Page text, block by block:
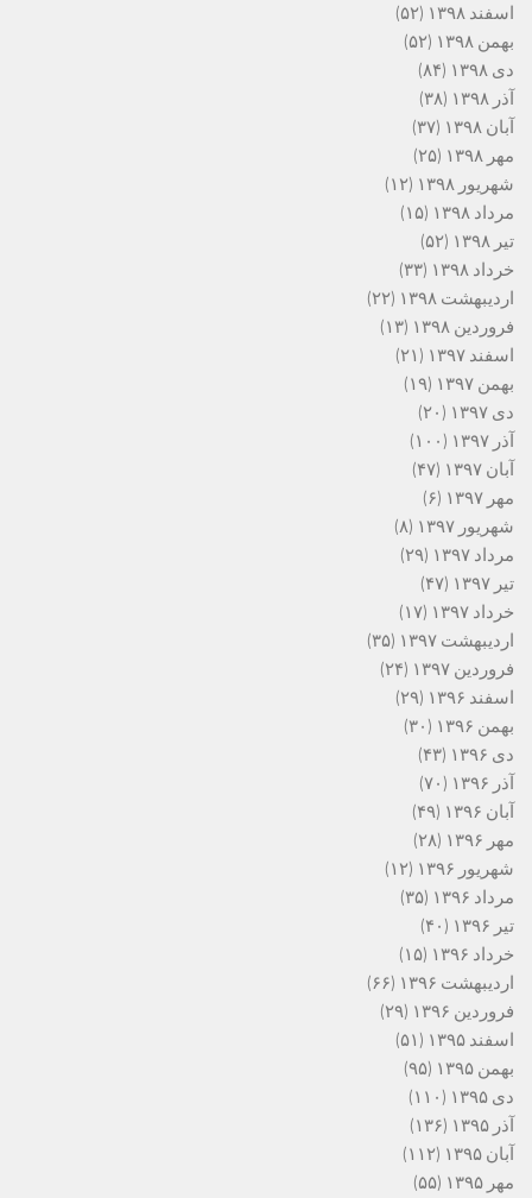
اسفند ۱۳۹۸
(۵۲)
بهمن ۱۳۹۸
(۵۲)
دی ۱۳۹۸
(۸۴)
آذر ۱۳۹۸
(۳۸)
آبان ۱۳۹۸
(۳۷)
مهر ۱۳۹۸
(۲۵)
شهریور ۱۳۹۸
(۱۲)
مرداد ۱۳۹۸
(۱۵)
تیر ۱۳۹۸
(۵۲)
خرداد ۱۳۹۸
(۳۳)
اردیبهشت ۱۳۹۸
(۲۲)
فروردین ۱۳۹۸
(۱۳)
اسفند ۱۳۹۷
(۲۱)
بهمن ۱۳۹۷
(۱۹)
دی ۱۳۹۷
(۲۰)
آذر ۱۳۹۷
(۱۰۰)
آبان ۱۳۹۷
(۴۷)
مهر ۱۳۹۷
(۶)
شهریور ۱۳۹۷
(۸)
مرداد ۱۳۹۷
(۲۹)
تیر ۱۳۹۷
(۴۷)
خرداد ۱۳۹۷
(۱۷)
اردیبهشت ۱۳۹۷
(۳۵)
فروردین ۱۳۹۷
(۲۴)
اسفند ۱۳۹۶
(۲۹)
بهمن ۱۳۹۶
(۳۰)
دی ۱۳۹۶
(۴۳)
آذر ۱۳۹۶
(۷۰)
آبان ۱۳۹۶
(۴۹)
مهر ۱۳۹۶
(۲۸)
شهریور ۱۳۹۶
(۱۲)
مرداد ۱۳۹۶
(۳۵)
تیر ۱۳۹۶
(۴۰)
خرداد ۱۳۹۶
(۱۵)
اردیبهشت ۱۳۹۶
(۶۶)
فروردین ۱۳۹۶
(۲۹)
اسفند ۱۳۹۵
(۵۱)
بهمن ۱۳۹۵
(۹۵)
دی ۱۳۹۵
(۱۱۰)
آذر ۱۳۹۵
(۱۳۶)
آبان ۱۳۹۵
(۱۱۲)
مهر ۱۳۹۵
(۵۵)